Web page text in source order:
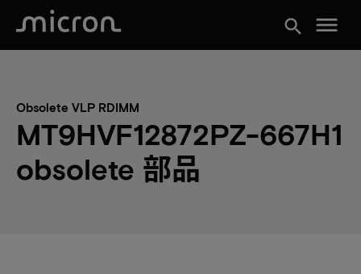
search menu
Obsolete VLP RDIMM
MT9HVF12872PZ-667H1
obsolete 部品